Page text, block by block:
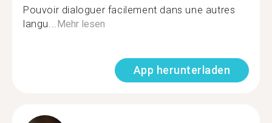
Pouvoir dialoguer facilement dans une autres
langu...Mehr lesen
App herunterladen